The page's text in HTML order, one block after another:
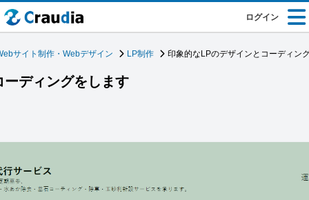
ログイン
サイト制作・Webデザイン LP制作 印象的なLPのデザインとコーディン
ディングをします